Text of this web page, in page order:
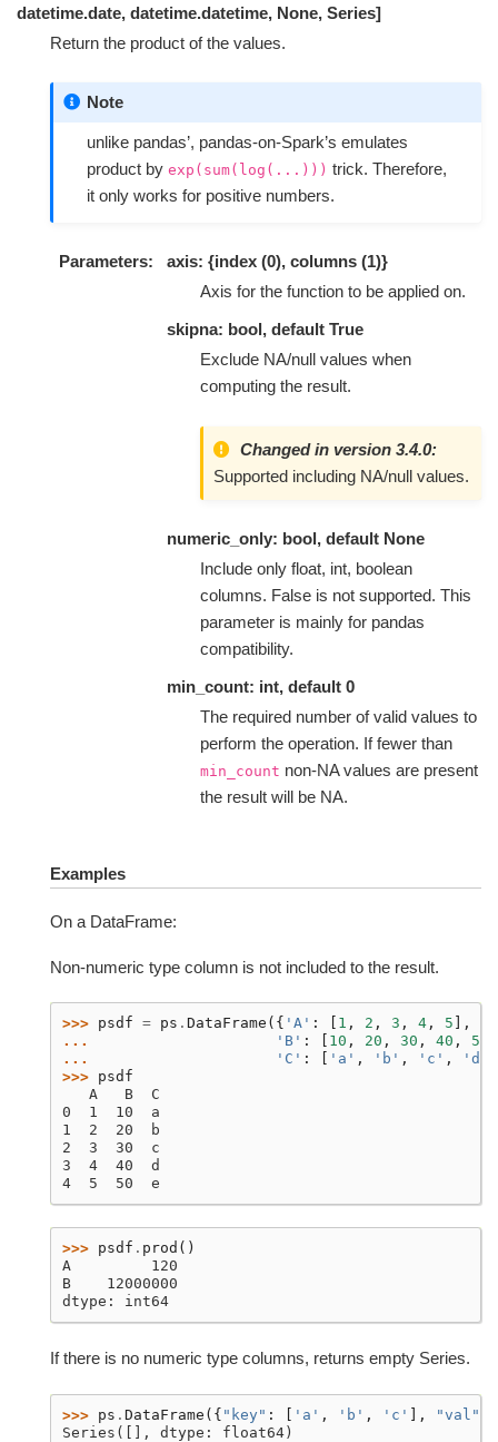
datetime.date, datetime.datetime, None, Series]
Return the product of the values.
Note
unlike pandas’, pandas-on-Spark’s emulates
product by exp(sum(log(...))) trick. Therefore,
it only works for positive numbers.
Parameters
axis: {index (0), columns (1)}
Axis for the function to be applied on.
skipna: bool, default True
Exclude NA/null values when
computing the result.
Changed in version 3.4.0:
Supported including NA/null values.
numeric_only: bool, default None
Include only float, int, boolean
columns. False is not supported. This
parameter is mainly for pandas
compatibility.
min_count: int, default 0
The required number of valid values to
perform the operation. If fewer than
min_count non-NA values are present
the result will be NA.
Examples
On a DataFrame:
Non-numeric type column is not included to the result.
>>> psdf = ps . DataFrame ({ 'A' : 1 , 2 , 3 , 4 , 5 ],
...
'B' : 10 , 20 , 30 , 40 , 50
...
'C' : 'a' , 'b' , 'c' , 'd'
>>> psdf
   A   B  C
0  1  10  a
1  2  20  b
2  3  30  c
3  4  40  d
4  5  50  e
>>> psdf . prod ()
A         120
B    12000000
dtype: int64
If there is no numeric type columns, returns empty Series.
>>> ps . DataFrame ({ "key" : [ 'a' , 'b' , 'c' ], "val"
Series([], dtype: float64)